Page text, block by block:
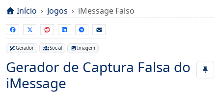
Início Jogos iMessage Falso
Gerador Social Imagem
Gerador de Captura Falsa do
iMessage